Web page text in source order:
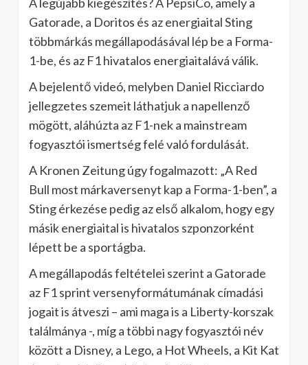
Gatorade, a Doritos és az energiaital Sting
többmárkás megállapodásával lép be a Forma-
1-be, és az F1 hivatalos energiaitalává válik.
A bejelentő videó, melyben Daniel Ricciardo
jellegzetes szemeit láthatjuk a napellenző
mögött, aláhúzta az F1-nek a mainstream
fogyasztói ismertség felé való fordulását.
A Kronen Zeitung úgy fogalmazott: „A Red
Bull most márkaversenyt kap a Forma-1-ben”, a
Sting érkezése pedig az első alkalom, hogy egy
másik energiaital is hivatalos szponzorként
lépett be a sportágba.
A megállapodás feltételei szerint a Gatorade
az F1 sprint versenyformátumának címadási
jogait is átveszi – ami maga is a Liberty-korszak
találmánya -, míg a többi nagy fogyasztói név
között a Disney, a Lego, a Hot Wheels, a Kit Kat